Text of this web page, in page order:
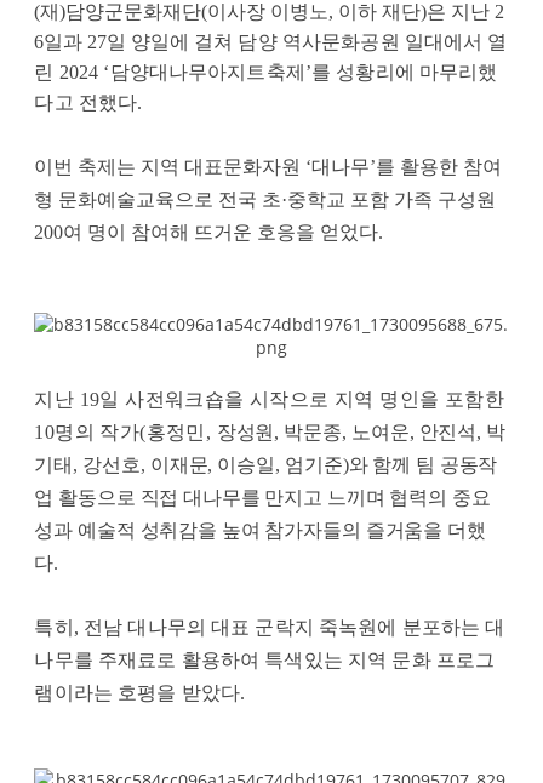
(재)담양군문화재단(이사장 이병노, 이하 재단)은 지난2
6일과27일 양일에 걸쳐 담양 역사문화공원 일대에서 열
린 2024 ‘담양대나무아지트축제 ’를 성황리에 마무리했
다고 전했다.
이번 축제는 지역 대표문화자원 ‘대나무’를 활용한 참여
형 문화예술교육으로 전국 초·중학교 포함 가족 구성원
200여 명이 참여해 뜨거운 호응을 얻었다.
지난 19일 사전워크숍을 시작으로 지역 명인을 포함한
10명의 작가(홍정민 , 장성원, 박문종, 노여운, 안진석, 박
기태 , 강선호, 이재문, 이승일, 엄기준)와 함께 팀 공동작
업 활동으로 직접 대나무를 만지고 느끼며 협력의 중요
성과 예술적 성취감을 높여 참가자들의 즐거움을 더했
다.
특히 , 전남 대나무의 대표 군락지 죽녹원에 분포하는 대
나무를 주재료로 활용하여 특색있는 지역 문화 프로그
램이라는 호평을 받았다.